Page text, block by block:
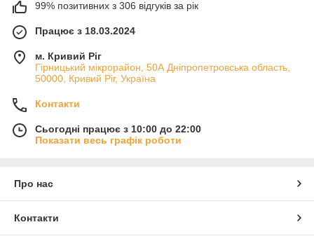
99% позитивних з 306 відгуків за рік
Працює з 18.03.2024
м. Кривий Ріг
Гірницький мікрорайон, 50А Дніпропетровська область,
50000, Кривий Ріг, Україна
Контакти
Сьогодні працює з 10:00 до 22:00
Показати весь графік роботи
Про нас
Контакти